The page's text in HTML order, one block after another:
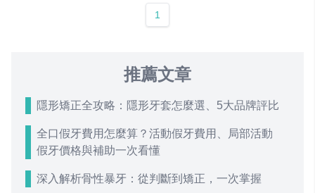
1
推薦文章
隱形矯正全攻略：隱形牙套怎麼選、5大品牌評比
全口假牙費用怎麼算？活動假牙費用、局部活動
假牙價格與補助一次看懂
深入解析骨性暴牙：從判斷到矯正，一次掌握